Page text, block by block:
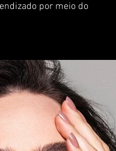
por meio do